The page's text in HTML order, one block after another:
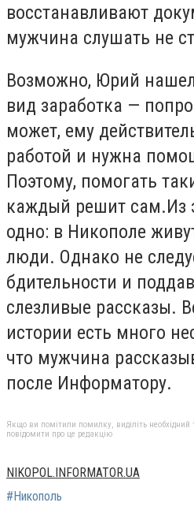
восстанавливают
мужчина слушать не
Возможно, Юрий
вид заработка —
может, ему
работой и нужна
Поэтому, помогать
каждый решит сам.Из
одно: в Никополе
люди. Однако не
бдительности и
слезливые рассказы.
истории есть много
что мужчина
после Информатору.
Якщо ви помітили помилку, виділіть необхідний
повідомити про це редакцію
NIKOPOL.INFORMATOR.UA
#Никополь